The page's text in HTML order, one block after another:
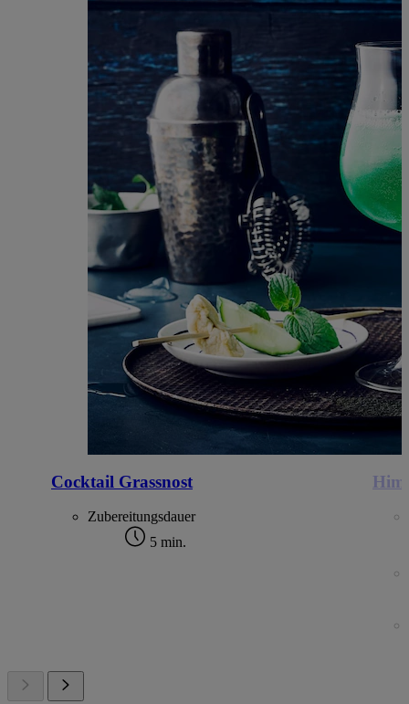
Cocktail Grassnost
Zubereitungsdauer
5 min.